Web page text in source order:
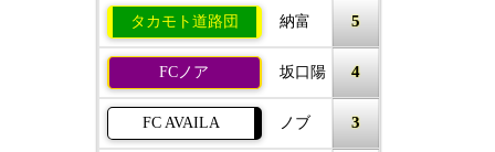
タカモト道路団 納富 5
FCノア 坂口陽 4
FC AVAILA ノブ 3